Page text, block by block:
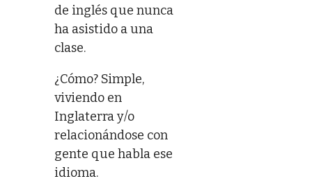
de inglés que nunca
ha asistido a una
clase.
¿Cómo? Simple,
viviendo en
Inglaterra y/o
relacionándose con
gente que habla ese
idioma.